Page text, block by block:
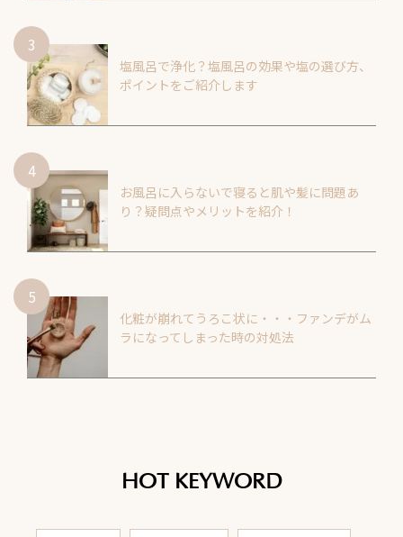
塩風呂で浄化？塩風呂の効果や塩の選び方、
ポイントをご紹介します
お風呂に入らないで寝ると肌や髪に問題あ
り？疑問点やメリットを紹介！
化粧が崩れてうろこ状に・・・ファンデがム
ラになってしまった時の対処法
HOT KEYWORD